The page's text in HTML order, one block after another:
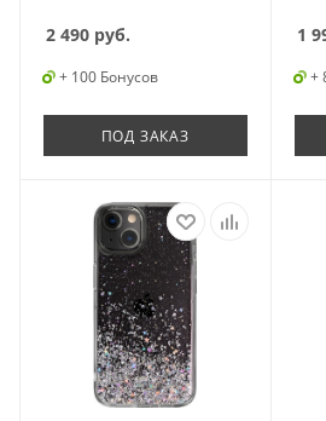
2 490 руб.
+ 100 Бонусов
ПОД ЗАКАЗ
1
+